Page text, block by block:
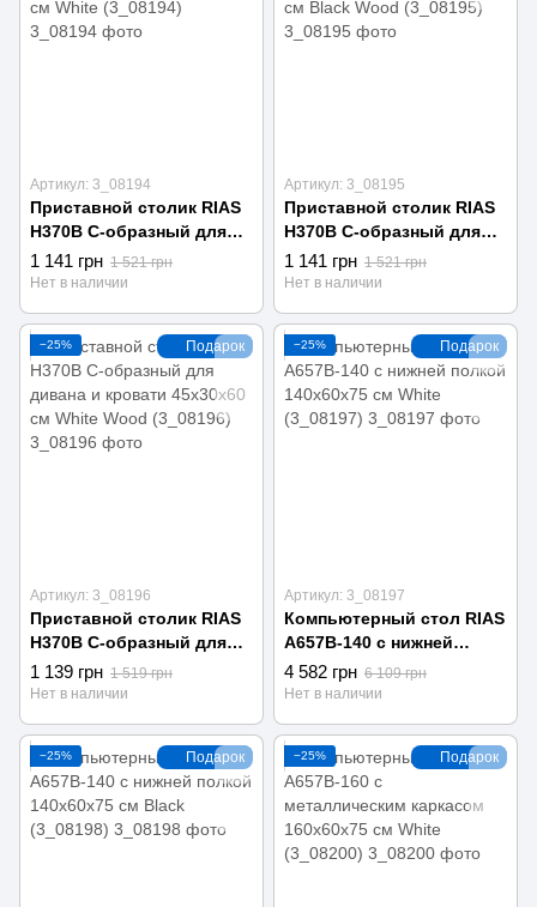
Артикул: 3_08194
Приставной столик RIAS
H370B С-образный для
дивана и кровати
45x30x60 см White
1 141 грн 1 521 грн
Нет в наличии
Артикул: 3_08195
Приставной столик RIAS
H370B С-образный для
дивана и кровати
45x30x60 см Black Wood
1 141 грн 1 521 грн
Нет в наличии
Подарок
−25%
Артикул: 3_08196
Приставной столик RIAS
H370B С-образный для
дивана и кровати
45x30x60 см White Wood
1 139 грн 1 519 грн
Нет в наличии
Подарок
−25%
Артикул: 3_08197
Компьютерный стол RIAS
A657B-140 с нижней
полкой 140x60x75 см
White (3_08197)
4 582 грн 6 109 грн
Нет в наличии
Подарок
−25% Подарок
−25%